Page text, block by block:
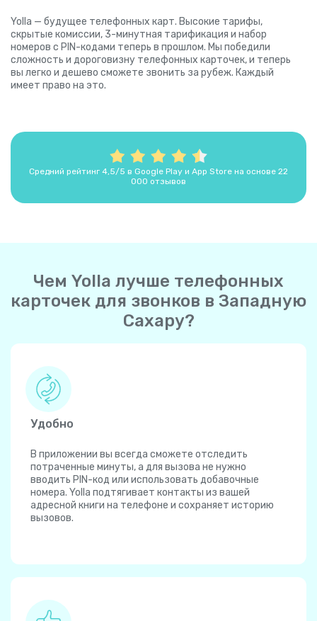
Yolla — будущее телефонных карт. Высокие тарифы,
скрытые комиссии, 3-минутная тарификация и набор
номеров с PIN-кодами теперь в прошлом. Мы победили
сложность и дороговизну телефонных карточек, и теперь
вы легко и дешево сможете звонить за рубеж. Каждый
имеет право на это.
Средний рейтинг 4,5/5 в Google Play и App Store на основе 22
000 отзывов
Чем Yolla лучше телефонных
карточек для звонков в Западную
Сахару?
Удобно
В приложении вы всегда сможете отследить
потраченные минуты, а для вызова не нужно
вводить PIN-код или использовать добавочные
номера. Yolla подтягивает контакты из вашей
адресной книги на телефоне и сохраняет историю
вызовов.